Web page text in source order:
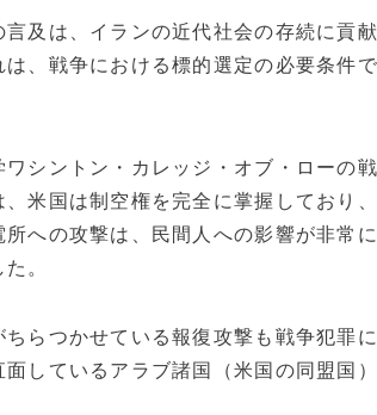
言及は、イランの近代社会の存続に貢
は、戦争における標的選定の必要条件
ワシントン・カレッジ・オブ・ローの
、米国は制空権を完全に掌握しており
所への攻撃は、民間人への影響が非常
。
ちらつかせている報復攻撃も戦争犯罪
面しているアラブ諸国（米国の同盟国